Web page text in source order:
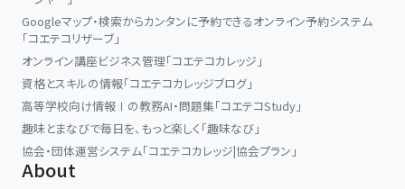
Googleマップ・検索からカンタンに予約できるオンライン予約システム
「コエテコリザーブ」
オンライン講座ビジネス管理「コエテコカレッジ」
資格とスキルの情報「コエテコカレッジブログ」
高等学校向け情報Ⅰの教務AI・問題集「コエテコStudy」
趣味とまなびで毎日を、もっと楽しく「趣味なび」
協会・団体運営システム「コエテコカレッジ|協会プラン」
About